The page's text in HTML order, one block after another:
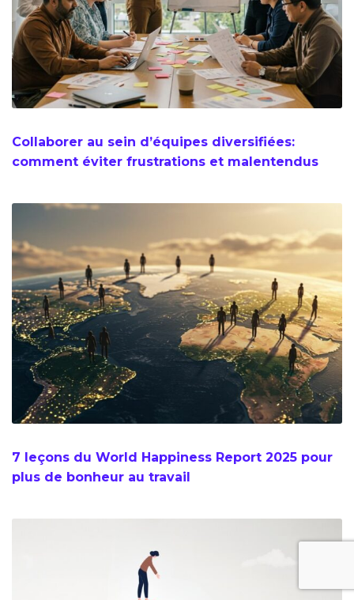
Collaborer au sein d’équipes diversifiées:
comment éviter frustrations et malentendus
7 leçons du World Happiness Report 2025 pour
plus de bonheur au travail